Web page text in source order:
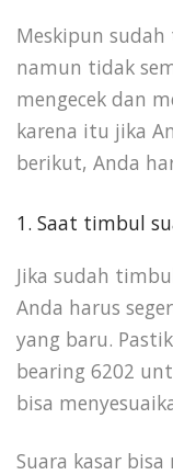
Meskipun
namun tidak
mengecek dan
karena itu jika
berikut, Anda
1. Saat timbul
Jika sudah
Anda harus
yang baru.
bearing 6202
bisa
Suara kasar